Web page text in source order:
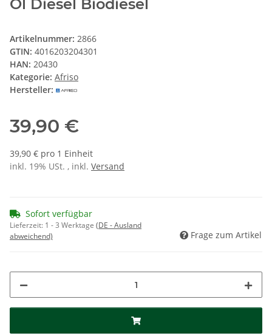
Öl Diesel Biodiesel
Artikelnummer: 2866
GTIN: 4016203204301
HAN: 20430
Kategorie: Afriso
Hersteller:
39,90 €
39,90 € pro 1 Einheit
inkl. 19% USt. , inkl. Versand
Sofort verfügbar
Lieferzeit: 1 - 3 Werktage (DE - Ausland
abweichend)
Frage zum Artikel